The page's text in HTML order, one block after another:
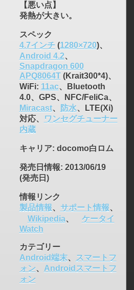
【悪い点】
発熱が大きい。
スペック
4.7インチ(1280×720)、
Android 4.2、
Snapdragon 600
APQ8064T(Krait300*4)、
WiFi: 11ac、Bluetooth
4.0、GPS、NFC/FeliCa、
Miracast、 防水、LTE(Xi)
対応、
ワンセグチューナー
内蔵
キャリア: docomo白ロム
発売日情報: 2013/06/19
(発売日)
情報リンク
製品情報、 サポート情報、
Wikipedia、
ケータイ
Watch
カテゴリー
Android端末、 スマートフ
ォン、 Androidスマートフ
ォン